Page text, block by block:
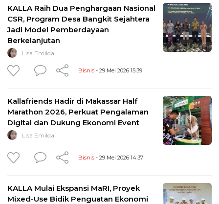
KALLA Raih Dua Penghargaan Nasional
CSR, Program Desa Bangkit Sejahtera
Jadi Model Pemberdayaan
Berkelanjutan
Lisa Emilda
Bisnis - 29 Mei 2026 15:39
Kallafriends Hadir di Makassar Half
Marathon 2026, Perkuat Pengalaman
Digital dan Dukung Ekonomi Event
Lisa Emilda
Bisnis - 29 Mei 2026 14:37
KALLA Mulai Ekspansi MaRI, Proyek
Mixed-Use Bidik Penguatan Ekonomi